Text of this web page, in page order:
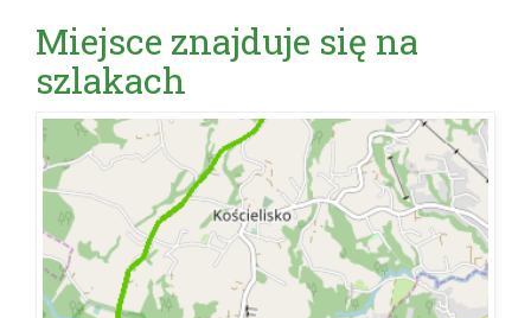
Miejsce znajduje się na
szlakach